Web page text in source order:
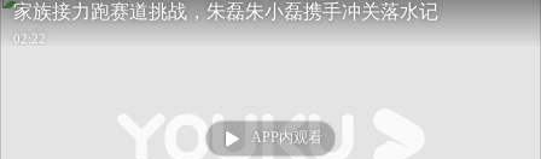
家族接力跑赛道挑战，朱磊朱小磊携手冲关落水记
02:22
APP内观看